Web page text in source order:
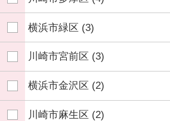
横浜市緑区 (3)
川崎市宮前区 (3)
横浜市金沢区 (2)
川崎市麻生区 (2)